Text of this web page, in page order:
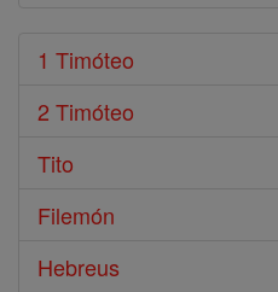
1 Timóteo
2 Timóteo
Tito
Filemón
Hebreus